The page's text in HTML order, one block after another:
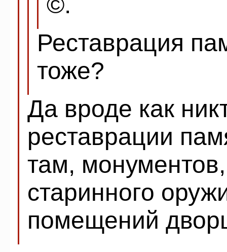
Реставрация
тоже?
Да вроде как
реставрации
там,
старинного
помещений